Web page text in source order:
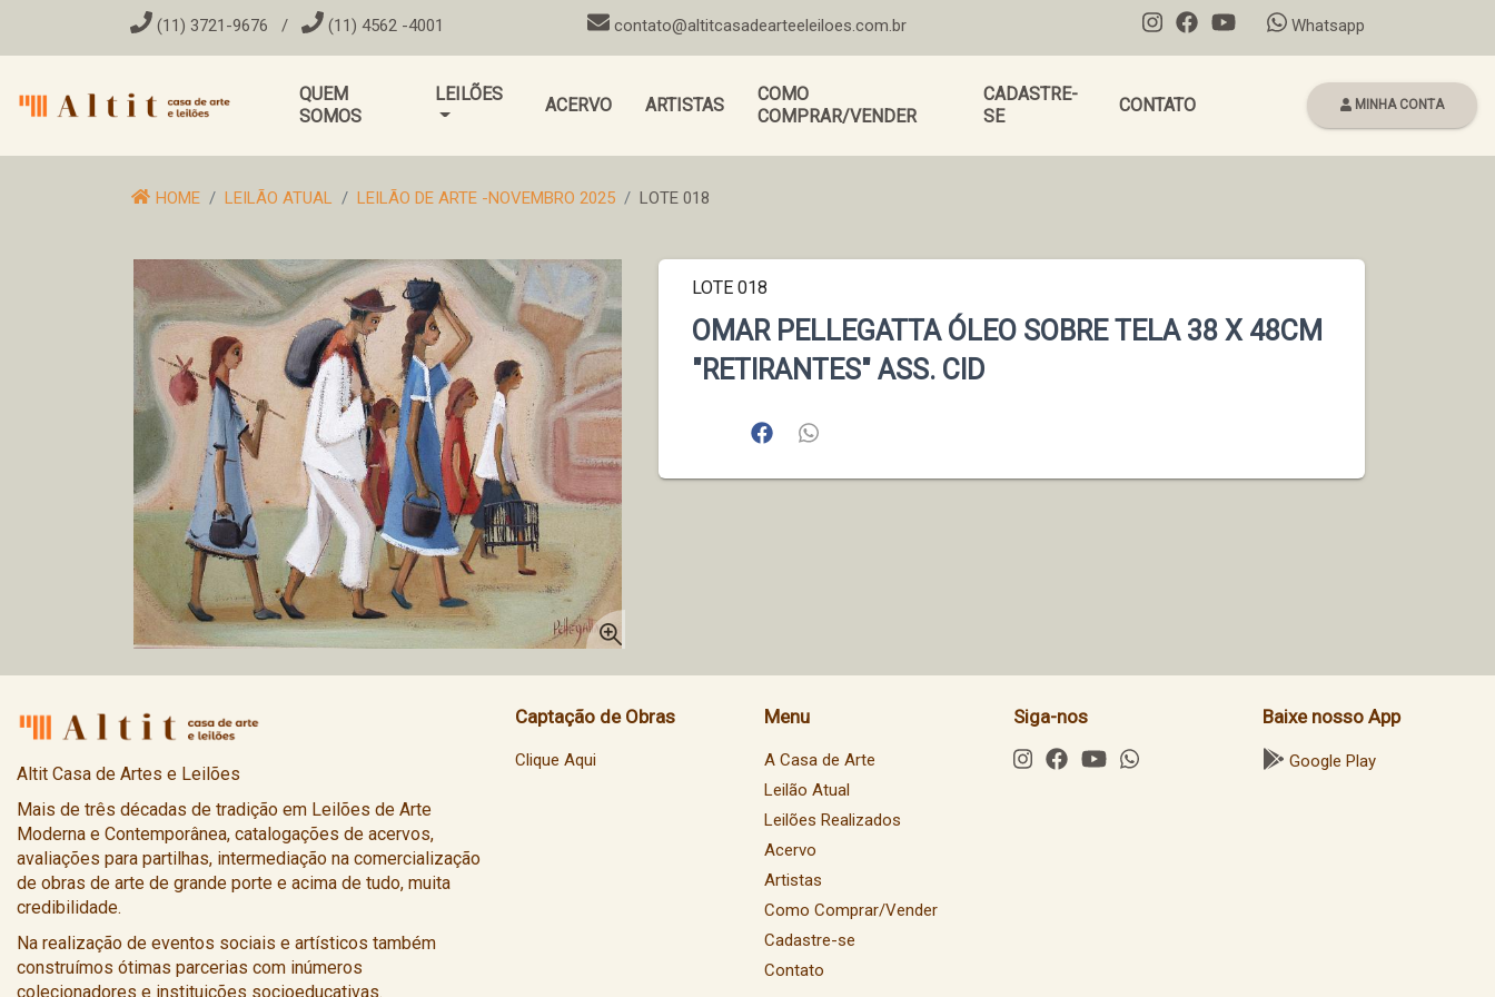
(11) 3721-9676 / (11) 4562 -4001 contato@altitcasadearteeleiloes.com.br Whatsapp
QUEM
SOMOS
LEILÕES
ACERVO ARTISTAS
COMO
COMPRAR/VENDER
CADASTRE-
SE
CONTATO MINHA CONTA
HOME LEILÃO ATUAL LEILÃO DE ARTE -NOVEMBRO 2025 LOTE 018
LOTE 018
OMAR PELLEGATTA ÓLEO SOBRE TELA 38 X 48CM
"RETIRANTES" ASS. CID
Altit Casa de Artes e Leilões
Mais de três décadas de tradição em Leilões de Arte
Moderna e Contemporânea, catalogações de acervos,
avaliações para partilhas, intermediação na comercialização
de obras de arte de grande porte e acima de tudo, muita
credibilidade.
Na realização de eventos sociais e artísticos também
construímos ótimas parcerias com inúmeros
colecionadores e instituições socioeducativas.
Captação de Obras
Clique Aqui
Menu
A Casa de Arte
Leilão Atual
Leilões Realizados
Acervo
Artistas
Como Comprar/Vender
Cadastre-se
Contato
Siga-nos Baixe nosso App
Google Play